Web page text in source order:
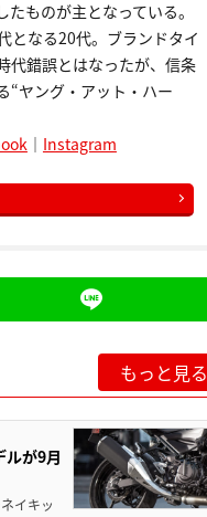
ものが主となっている。
となる20代。ブランドタイ
代錯誤とはなったが、信条
“ヤング・アット・ハー
｜ Instagram
もっと見る
ルが9月
イキッ